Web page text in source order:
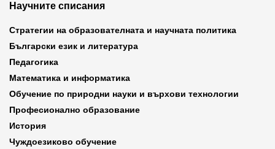
Научните списания
Стратегии на образователната и научната политика
Български език и литература
Педагогика
Математика и информатика
Обучение по природни науки и върхови технологии
Професионално образование
История
Чуждоезиково обучение